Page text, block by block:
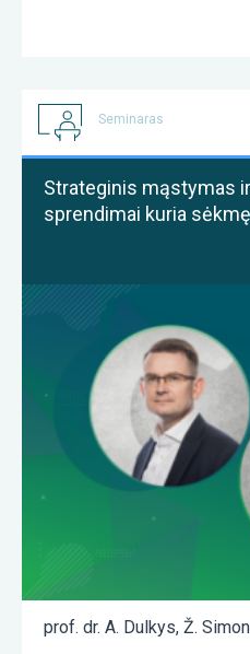
Seminaras
Strateginis mąstymas
sprendimai kuria sėkmę
prof. dr. A. Dulkys, Ž.